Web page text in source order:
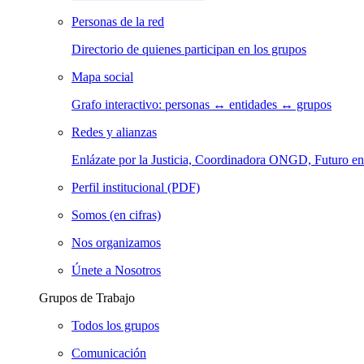
Personas de la red
Directorio de quienes participan en los grupos
Mapa social
Grafo interactivo: personas ↔ entidades ↔ grupos
Redes y alianzas
Enlázate por la Justicia, Coordinadora ONGD, Futuro
Perfil institucional (PDF)
Somos (en cifras)
Nos organizamos
Únete a Nosotros
Grupos de Trabajo
Todos los grupos
Comunicación